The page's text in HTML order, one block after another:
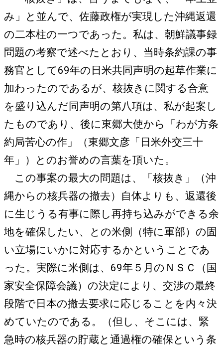
み」と並んで、佐藤政権が実現した沖縄返還
の二本柱の一つであった。私は、朝鮮議事録
問題の考察で述べたとおり、当時条約課の事
務官として69年の日米共同声明の起草作業に
加わったのであるが、核抜きに関する合意
を盛り込んだ同声明の第八項は、私が起案し
たものであり、後に東郷大使から「わが方条
約局苦心の作」（東郷文彦「日米外交三十
年」）とのお誉めの言葉を頂いた。
この事案の最大の問題は、「核抜き」（沖
縄からの核兵器の撤去）自体よりも、返還後
に生じうる有事に際し再持ち込みができる余
地を確保したい、との米側（特に軍部）の固
い立場にいかに対応するかということであ
った。実際に米側は、69年５月のＮＳＣ（国
家安全保障会議）の決定により、交渉の最終
段階で日本の撤去要求に応じることを内々決
めていたのである。（但し、そこには、緊
急時の核兵器の貯蔵と通過権の確保という条